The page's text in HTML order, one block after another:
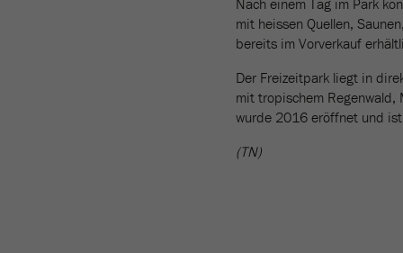
Nach einem Tag im Park
mit heissen Quellen,
bereits im Vorverkauf
Der Freizeitpark liegt in
mit tropischem Regenwald,
wurde 2016 eröffnet und
(TN)